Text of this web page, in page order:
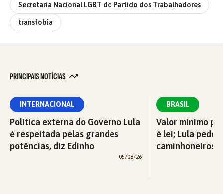
Secretaria Nacional LGBT do Partido dos Trabalhadores
transfobia
PRINCIPAIS NOTÍCIAS
INTERNACIONAL
Política externa do Governo Lula
é respeitada pelas grandes
potências, diz Edinho
05/08/26
BRASIL
Valor mínimo
é lei; Lula pede
caminhoneiros